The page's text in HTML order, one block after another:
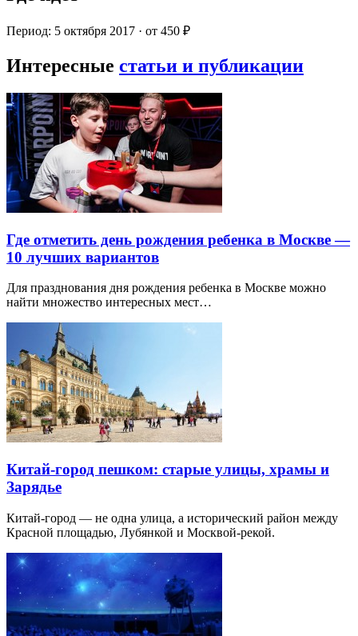
Период: 5 октября 2017 · от 450 ₽
Интересные статьи и публикации
Где отметить день рождения ребенка в Москве —
10 лучших вариантов
Для празднования дня рождения ребенка в Москве можно
найти множество интересных мест…
Китай-город пешком: старые улицы, храмы и
Зарядье
Китай-город — не одна улица, а исторический район между
Красной площадью, Лубянкой и Москвой-рекой.